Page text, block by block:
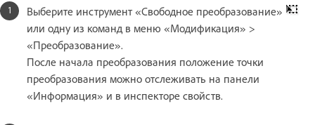
Выберите инструмент «Свободное преобразование»
или одну из команд в меню «Модификация» >
«Преобразование».
После начала преобразования положение точки
преобразования можно отслеживать на панели
«Информация» и в инспекторе свойств.